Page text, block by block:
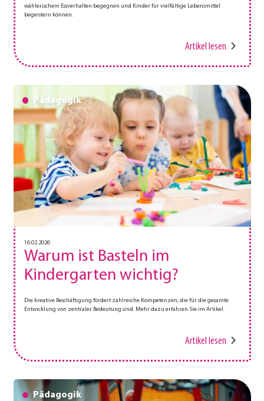
wählerischem Essverhalten begegnen und Kinder für vielfältige Lebensmittel
begeistern können.
Artikel lesen
Pädagogik
16.02.2026
Warum ist Basteln im
Kindergarten wichtig?
Die kreative Beschäftigung fördert zahlreiche Kompetenzen, die für die gesamte
Entwicklung von zentraler Bedeutung sind. Mehr dazu erfahren Sie im Artikel.
Artikel lesen
Pädagogik